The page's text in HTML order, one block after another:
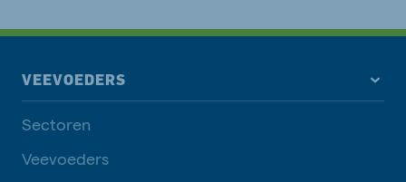
VEEVOEDERS
Sectoren
Veevoeders